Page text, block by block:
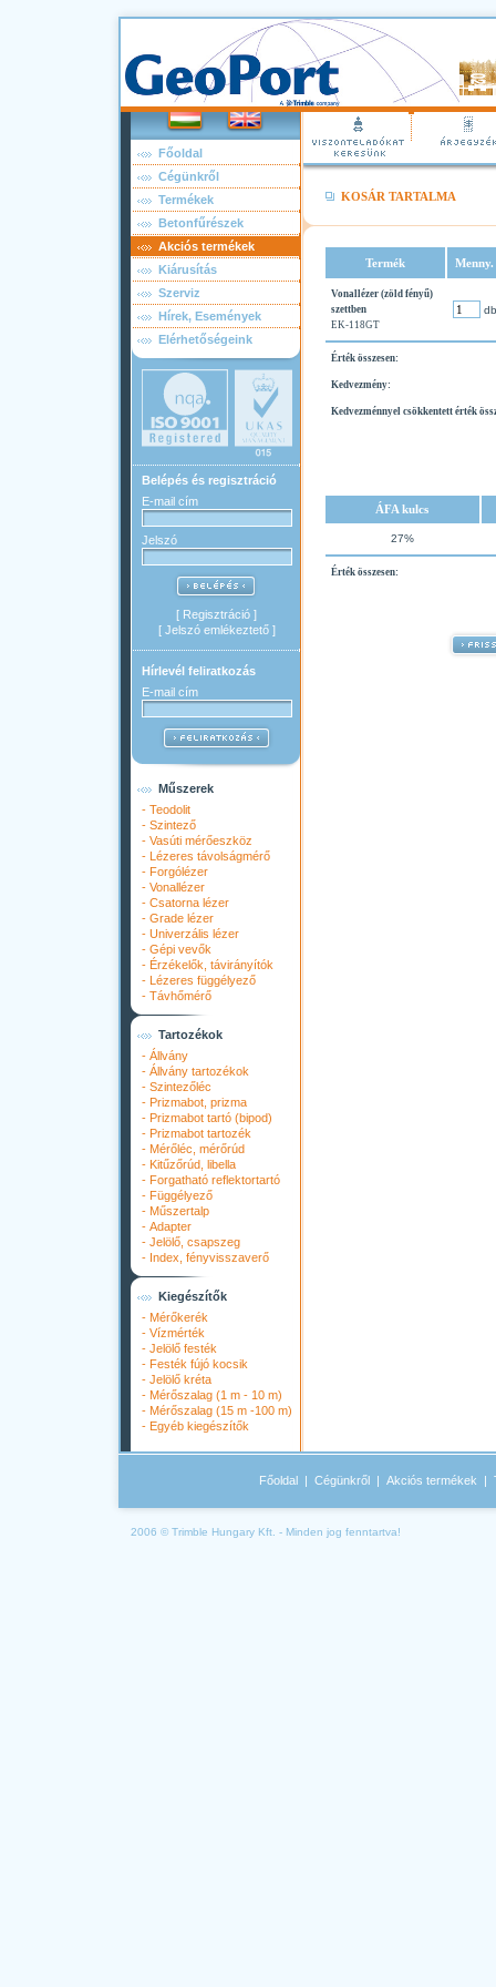
Főoldal
Cégünkről
Termékek
Betonfűrészek
Akciós termékek
Kiárusítás
Szerviz
Hírek, Események
Elérhetőségeink
Belépés és regisztráció
E-mail cím
Jelszó
[ Regisztráció ]
[ Jelszó emlékeztető]
Hírlevél feliratkozás
E-mail cím
Műszerek
- Teodolit
- Szintező
- Vasúti mérőeszköz
- Lézeres távolságmérő
- Forgólézer
- Vonallézer
- Csatorna lézer
- Grade lézer
- Univerzális lézer
- Gépi vevők
- Érzékelők, távirányítók
- Lézeres függélyező
- Távhőmérő
Tartozékok
- Állvány
- Állvány tartozékok
- Szintezőléc
- Prizmabot, prizma
- Prizmabot tartó (bipod)
- Prizmabot tartozék
- Mérőléc, mérőrúd
- Kitűzőrúd, libella
- Forgatható reflektortartó
- Függélyező
- Műszertalp
- Adapter
- Jelölő, csapszeg
- Index, fényvisszaverő
Kiegészítők
- Mérőkerék
- Vízmérték
- Jelölő festék
- Festék fújó kocsik
- Jelölő kréta
- Mérőszalag (1 m - 10 m)
- Mérőszalag (15 m -100 m)
- Egyéb kiegészítők
KOSÁR TARTALMA
Termék Menny.
Vonallézer (zöld fényű)
szettben
EK-118GT
db
Érték összesen:
Kedvezmény:
Kedvezménnyel csökkentett érték
ÁFA kulcs
27%
Érték összesen:
Főoldal | Cégünkről | Akciós termékek |
2006 © Trimble Hungary Kft. - Minden jog fenntartva!